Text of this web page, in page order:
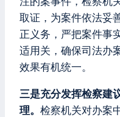
取证，为案件依法妥
正义务，严把案件事
适用关，确保司法办
效果有机统一。
三是充分发挥检察建
理。 检察机关对办案